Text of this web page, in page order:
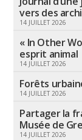
vers des
14 JUILLET 2026
« In Other
esprit animal
14 JUILLET 2026
Forêts
14 JUILLET 2026
Partager la
Musée de
14 JUILLET 2026